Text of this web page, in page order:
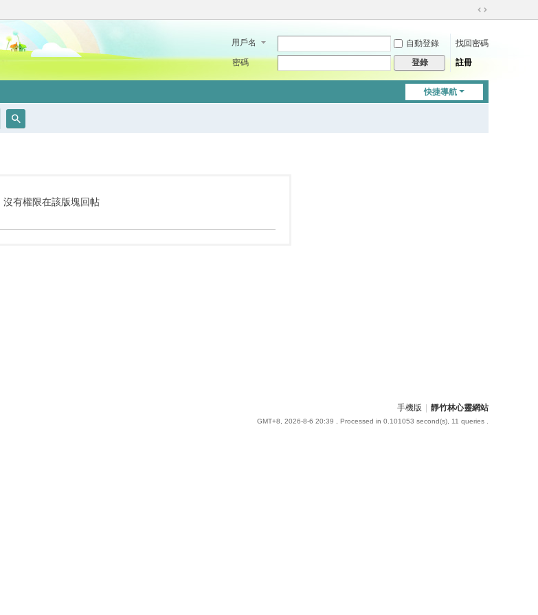
切
到
用戶名 自動登錄
找回密碼
密碼
登錄 註冊
快捷導航
有權限在該版塊回帖
手機版 靜竹林心靈網站
GMT+8, 2026-8-6 20:39 , Processed in 0.101053 second(s), 11 queries .